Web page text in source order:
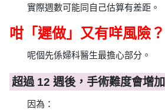
實際週數可能同自己估算有差距。
咁「遲做」又有咩風險？
呢個先係婦科醫生最擔心部分。
超過 12 週後，手術難度會增加
因為：